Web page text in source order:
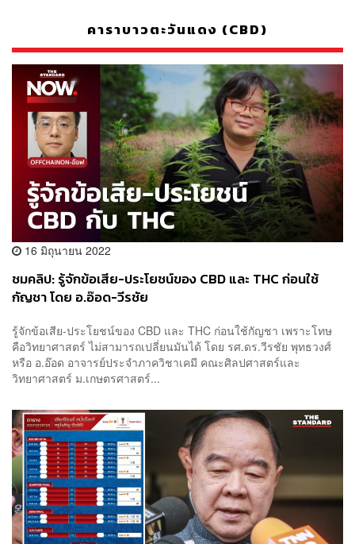
คาราบาวตะวันแดง (CBD)
16 มิถุนายน 2022
ชมคลิป: รู้จักข้อเสีย-ประโยชน์ของ CBD และ THC ก่อนใช้
กัญชา โดย อ.อ๊อด-วีรชัย
รู้จักข้อเสีย-ประโยชน์ของ CBD และ THC ก่อนใช้กัญชา เพราะโทษ
คือวิทยาศาสตร์ ไม่สามารถเปลี่ยนมันได้ โดย รศ.ดร.วีรชัย พุทธวงศ์
หรือ อ.อ๊อด อาจารย์ประจำภาควิชาเคมี คณะศิลปศาสตร์และ
วิทยาศาสตร์ ม.เกษตรศาสตร์...